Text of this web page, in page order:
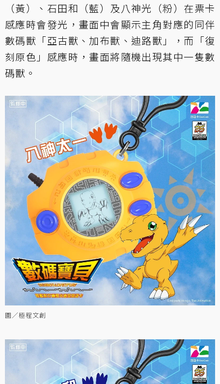
（黃）、石田和（藍）及八神光（粉）在票卡
感應時會發光，畫面中會顯示主角對應的同伴
數碼獸「亞古獸、加布獸、迪路獸」，而「復
刻原色」感應時，畫面將隨機出現其中一隻數
碼獸。
圖／極程文創